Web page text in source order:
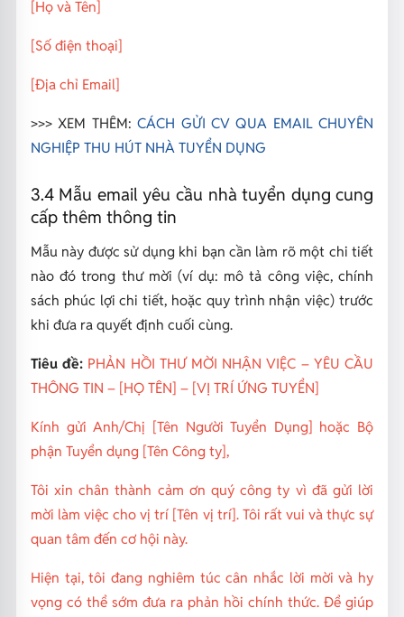
[Họ và Tên]
[Số điện thoại]
[Địa chỉ Email]
>>> XEM THÊM:CÁCH GỬI CV QUA EMAIL CHUYÊN
NGHIỆP THU HÚT NHÀ TUYỂN DỤNG
3.4 Mẫu email yêu cầu nhà tuyển dụng cung
cấp thêm thông tin
Mẫu này được sử dụng khi bạn cần làm rõ một chi tiết
nào đó trong thư mời (ví dụ: mô tả công việc, chính
sách phúc lợi chi tiết, hoặc quy trình nhận việc) trước
khi đưa ra quyết định cuối cùng.
Tiêu đề: PHẢN HỒI THƯ MỜI NHẬN VIỆC – YÊU CẦU
THÔNG TIN – [HỌ TÊN] – [VỊ TRÍ ỨNG TUYỂN]
Kính gửi Anh/Chị [Tên Người Tuyển Dụng] hoặc Bộ
phận Tuyển dụng [Tên Công ty],
Tôi xin chân thành cảm ơn quý công ty vì đã gửi lời
mời làm việc cho vị trí [Tên vị trí]. Tôi rất vui và thực sự
quan tâm đến cơ hội này.
Hiện tại, tôi đang nghiêm túc cân nhắc lời mời và hy
vọng có thể sớm đưa ra phản hồi chính thức. Để giúp